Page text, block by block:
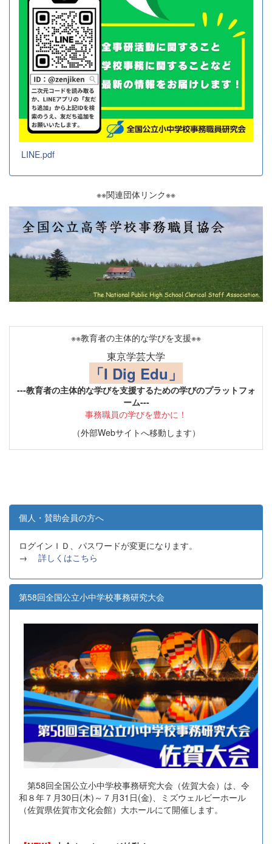
LINE.pdf
※※関連団体リンク※※
※※教育者の主体的な学びを支援※※
東京学芸大学
「I Dig Edu」
---教育者の主体的な学びを支援するための学びのプラットフォ
ーム---
事務職員の学びを豊かに！
（外部Webサイトへ移動します）
個人・賛助会員の方へ
ログインＩＤ、パスワードが変更になります。
→ 詳しくはこちら
第58回全国公立小中学校事務研究大会
第58回全国公立小中学校事務研究大会（佐賀大会）は、令
和８年７月30日(木)～７月31日(金)、ミズウェルビーホール
（佐賀県佐賀市文化会館）大ホールにて開催します。